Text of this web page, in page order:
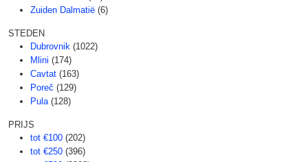
Zuiden Dalmatië (6)
STEDEN
Dubrovnik (1022)
Mlini (174)
Cavtat (163)
Poreč (129)
Pula (128)
PRIJS
tot €100 (202)
tot €250 (396)